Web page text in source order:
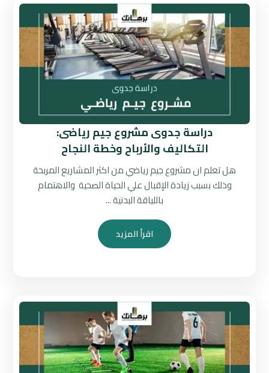
دراسة جدوى مشروع جيم رياضى:
التكاليف والأرباح وخطة النجاح
هل تعلم ان مشروع جيم رياضي من اكثر المشاريع المربحة
وذلك بسبب زيادة الإقبال علي الحياة الصحية والاهتمام
باللياقة البدنية ...
اقرأ المزيد